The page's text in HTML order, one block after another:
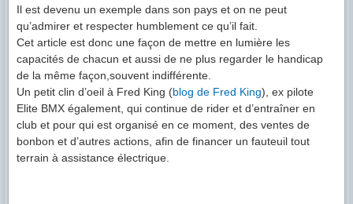
Il est devenu un exemple dans son pays et on ne peut
qu’admirer et respecter humblement ce qu’il fait.
Cet article est donc une façon de mettre en lumière les
capacités de chacun et aussi de ne plus regarder le handicap
de la même façon,souvent indifférente.
Un petit clin d’oeil à Fred King (blog de Fred King), ex pilote
Elite BMX également, qui continue de rider et d’entraîner en
club et pour qui est organisé en ce moment, des ventes de
bonbon et d’autres actions, afin de financer un fauteuil tout
terrain à assistance électrique.